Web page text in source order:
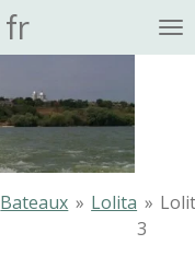
fr
Bateaux » Lolita »
3